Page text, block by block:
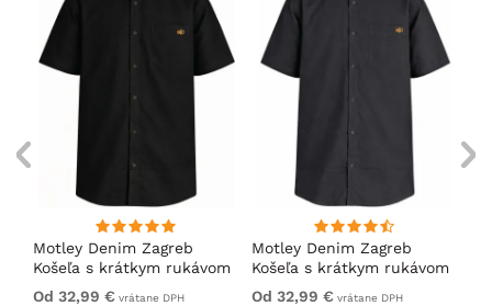
Motley Denim Zagreb
Košeľa s krátkym rukávom
Čierna
Od 32,99 € vrátane DPH
Motley Denim Zagreb
Košeľa s krátkym rukávom
Antracitová
Od 32,99 € vrátane DPH